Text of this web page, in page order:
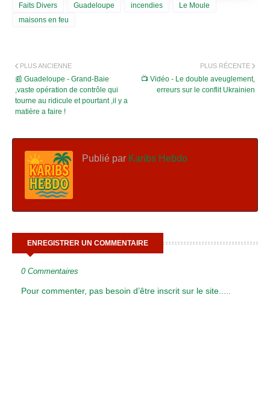
Faits Divers Guadeloupe incendies
Le Moule
maisons en feu
PLUS RÉCENTE
📺 Vidéo - Le double aveuglement,
erreurs sur le conflit Ukrainien
PLUS ANCIENNE
📰 Guadeloupe - Grand-Baie
,vaste opération de contrôle qui
tourne au ridicule et pourtant ,il y a
matière a faire !
Publié par Karibs Hebdo
ENREGISTRER UN COMMENTAIRE
0 Commentaires
Pour commenter, pas besoin d’être inscrit sur le site.....